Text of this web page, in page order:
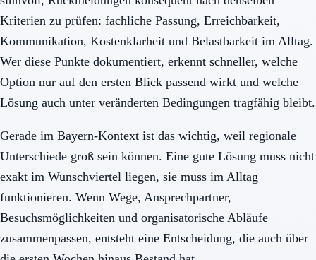
Kriterien zu prüfen: fachliche Passung, Erreichbarkeit,
Kommunikation, Kostenklarheit und Belastbarkeit im Alltag.
Wer diese Punkte dokumentiert, erkennt schneller, welche
Option nur auf den ersten Blick passend wirkt und welche
Lösung auch unter veränderten Bedingungen tragfähig bleibt.
Gerade im Bayern-Kontext ist das wichtig, weil regionale
Unterschiede groß sein können. Eine gute Lösung muss nicht
exakt im Wunschviertel liegen, sie muss im Alltag
funktionieren. Wenn Wege, Ansprechpartner,
Besuchsmöglichkeiten und organisatorische Abläufe
zusammenpassen, entsteht eine Entscheidung, die auch über